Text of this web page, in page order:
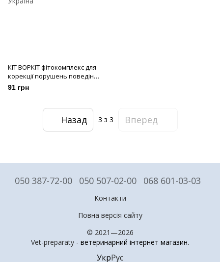
КІТ ВОРКІТ фітокомплекс для
корекції порушень поведінки
у котів та собак, 20 мл
91 грн
Назад 3 з 3 Вперед
050 387-72-00 050 507-02-00 068 601-03-03
Контакти
Повна версія сайту
© 2021—2026
Vet-preparaty - ветеринарний інтернет магазин.
УкрРус